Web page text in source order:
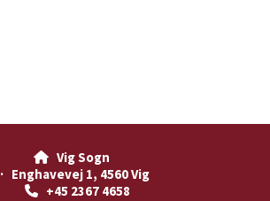
 Vig Sogn
· Enghavevej 1, 4560 Vig
+45 2367 4658